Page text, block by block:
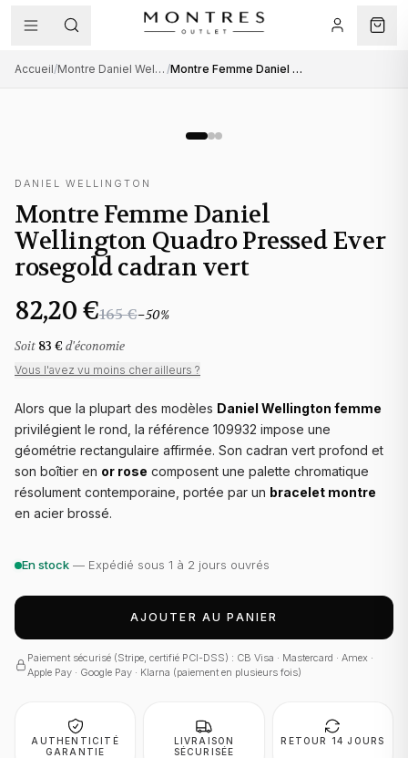
Accueil/ Montre Daniel Wellington femme / Montre Femme Daniel Wellington Quadro Pressed Ever rosegold cadran vert
DANIEL WELLINGTON
Montre Femme Daniel
Wellington Quadro Pressed Ever
rosegold cadran vert
82,20 €165 €−50%
Soit 83 € d'économie
Vous l'avez vu moins cher ailleurs ?
Alors que la plupart des modèles Daniel Wellington femme
privilégient le rond, la référence 109932 impose une
géométrie rectangulaire affirmée. Son cadran vert profond et
son boîtier en or rose composent une palette chromatique
résolument contemporaine, portée par un bracelet montre
en acier brossé.
En stock — Expédié sous 1 à 2 jours ouvrés
AJOUTER AU PANIER
Paiement sécurisé (Stripe, certifié PCI-DSS) : CB Visa · Mastercard · Amex ·
Apple Pay · Google Pay · Klarna (paiement en plusieurs fois)
AUTHENTICITÉ
GARANTIE
LIVRAISON
SÉCURISÉE
RETOUR 14 JOURS